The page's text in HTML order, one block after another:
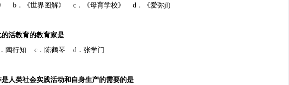
b．《世界图解》 c．《母育学校》 d．《爱弥jl)
活教育的教育家是
行知 c．陈鹤琴 d．张学门
类社会实践活动和自身生产的需要的是